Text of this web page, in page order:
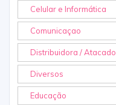
Celular e Informática
Comunicaçao
Distribuidora / Atacado
Diversos
Educação